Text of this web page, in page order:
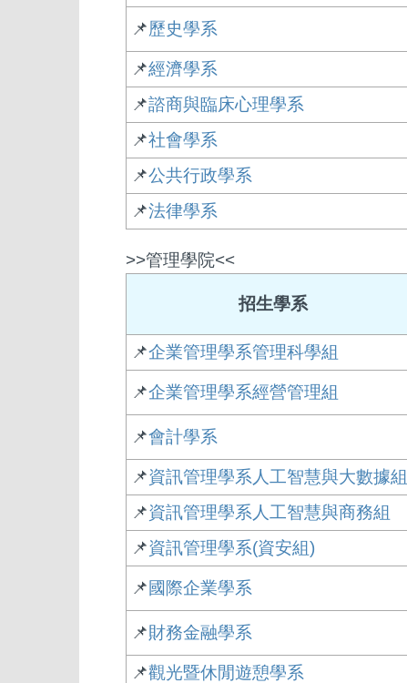
📌歷史學系
📌經濟學系
📌諮商與臨床心理學系
📌社會學系
📌公共行政學系
📌法律學系
>>管理學院<<
招生學系
📌企業管理學系管理科學組
📌企業管理學系經營管理組
📌會計學系
📌資訊管理學系人工智慧與大數據組
📌資訊管理學系人工智慧與商務組
📌資訊管理學系(資安組)
📌 國際企業學系
📌財務金融學系
📌觀光暨休閒遊憩學系